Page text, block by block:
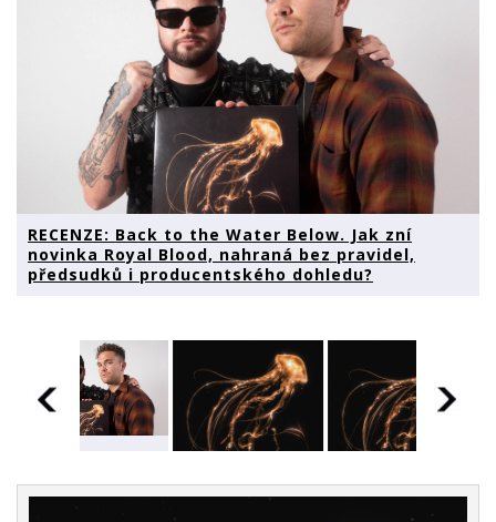
RECENZE: Back to the Water Below. Jak zní
novinka Royal Blood, nahraná bez pravidel,
předsudků i producentského dohledu?
Water Below.